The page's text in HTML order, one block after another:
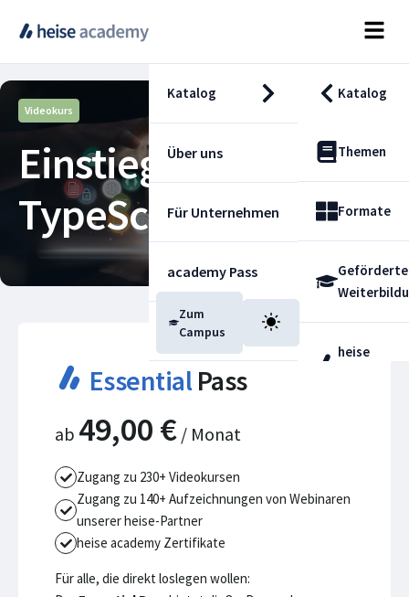
Katalog Katalog
Themen
Formate
Geförderte
heise
Über uns
Für Unternehmen
academy Pass
Blog
Zum
Campus
Videokurs
Einstieg in
TypeScript
Einstieg in
EssentialPass
ab 49,00 € / Monat
Zugang zu 230+ Videokursen
Zugang zu 140+ Aufzeichnungen von Webinaren
unserer heise-Partner
heise academy Zertifikate
Für alle, die direkt loslegen wollen: